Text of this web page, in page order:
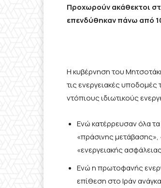
Προχωρούν ακάθεκτοι
επενδύθηκαν πάνω από
Η κυβέρνηση του
τις ενεργειακές υποδομές
ντόπιους ιδιωτικούς
Ενώ κατέρρευσαν όλα
«πράσινης μετάβασης»,
«ενεργειακής
Ενώ η πρωτοφανής
επίθεση στο Ιράν